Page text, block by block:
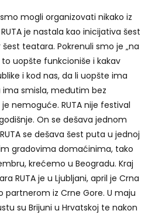
mogli organizovati nikako iz
je nastala kao inicijativa šest
teatara. Pokrenuli smo je „na
uopšte funkcioniše i kakav
i kod nas, da li uopšte ima
ima smisla, međutim bez
nemoguće. RUTA nije festival
On se dešava jednom
se dešava šest puta u jednoj
gradovima domaćinima, tako
krećemo u Beogradu. Kraj
RUTA je u Ljubljani, april je Crna
partnerom iz Crne Gore. U maju
su Brijuni u Hrvatskoj te nakon